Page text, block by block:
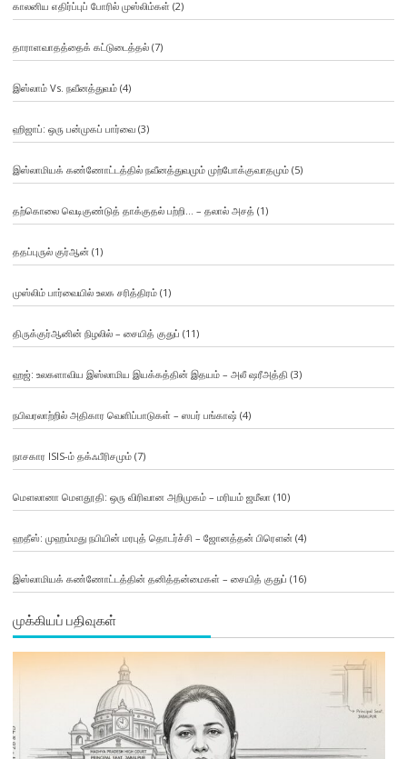
காலனிய எதிர்ப்புப் போரில் முஸ்லிம்கள் (2)
தாராளவாதத்தைக் கட்டுடைத்தல்(7)
இஸ்லாம் Vs. நவீனத்துவம்(4)
ஹிஜாப்: ஒரு பன்முகப் பார்வை(3)
இஸ்லாமியக் கண்ணோட்டத்தில் நவீனத்துவமும் முற்போக்குவாதமும்(5)
தற்கொலை வெடிகுண்டுத் தாக்குதல் பற்றி… – தலால் அசத் (1)
ததப்புருல் குர்ஆன் (1)
முஸ்லிம் பார்வையில் உலக சரித்திரம்(1)
திருக்குர்ஆனின் நிழலில் – சையித் குதுப் (11)
ஹஜ்: உலகளாவிய இஸ்லாமிய இயக்கத்தின் இதயம் – அலீ ஷரீஅத்தி (3)
நபிவரலாற்றில் அதிகார வெளிப்பாடுகள் – ஸபர் பங்காஷ் (4)
நாசகார ISIS-ம் தக்ஃபீரிசமும்(7)
மௌலானா மௌதூதி: ஒரு விரிவான அறிமுகம் – மரியம் ஜமீலா (10)
ஹதீஸ்: முஹம்மது நபியின் மரபுத் தொடர்ச்சி – ஜோனத்தன் பிரௌன் (4)
இஸ்லாமியக் கண்ணோட்டத்தின் தனித்தன்மைகள் – சையித் குதுப் (16)
முக்கியப் பதிவுகள்